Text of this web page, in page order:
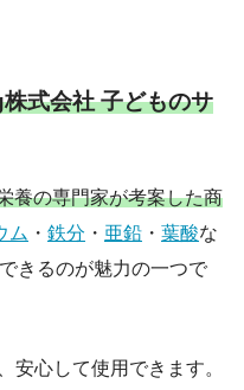
式会社 子どものサ
養の専門家が考案した商
ム ・ 鉄分 ・ 亜鉛 ・ 葉酸な
きるのが魅力の一つで
安心して使用できます。